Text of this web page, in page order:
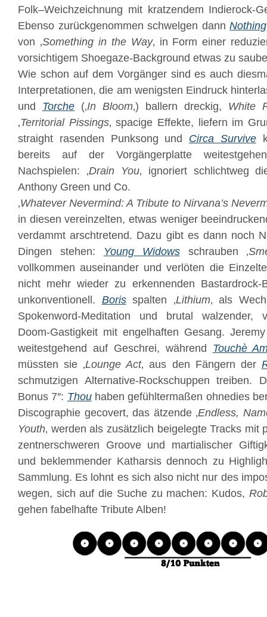
Folk–Weichzeichnung mit kratzendem Indierock-
Ebenso zurückgenommen schwelgen dannNothing
von ‚Something in the Way‚ in Form einer
vorsichtigem Shoegaze-Background etwas zu
Wie schon auf dem Vorgänger sind es auch
Interpretationen, die am wenigsten Eindruck
und Torche (‚In Bloom‚) ballern dreckig, White
‚Territorial Pissings‚ spacige Effekte, liefern im
straight rasenden Punksong und Circa Survive
bereits auf der Vorgängerplatte
Nachspielen: ‚Drain You‚ ignoriert schlichtweg
Anthony Green und Co.
‚Whatever Nevermind: A Tribute to Nirvana’s
in diesen vereinzelten, etwas weniger
verdammt arschtretend. Dazu gibt es dann noch
Dingen stehen:
Young Widowsschrauben ‚
vollkommen auseinander und verlöten die
nicht mehr wieder zu erkennenden Bastardrock-
unkonventionell. Borisspalten ‚Lithium‚ als
Spokenword-Meditation und brutal walzender,
Doom-Gastigkeit mit engelhaften Gesang.
weitestgehend auf Geschrei, während Touchè
müssten sie ‚Lounge Act‚ aus den Fängern der
schmutzigen Alternative-Rockschuppen treiben.
Bonus 7″: Thouhaben gefühltermaßen ohnedies
Discographie gecovert, das ätzende ‚Endless,
Youth‚ werden als zusätzlich beigelegte Tracks mit
zentnerschweren Groove und martialischer
und beklemmender Katharsis dennoch zu
Sammlung. Es lohnt es sich also nicht nur des
wegen, sich auf die Suche zu machen: Kudos,
gehen fabelhafte Tribute Alben!